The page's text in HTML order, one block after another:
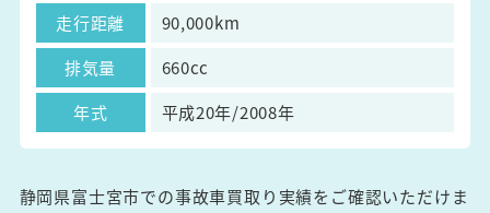
走行距離
90,000km
排気量
660cc
年式
平成20年/2008年
静岡県富士宮市での事故車買取り実績をご確認いただけま